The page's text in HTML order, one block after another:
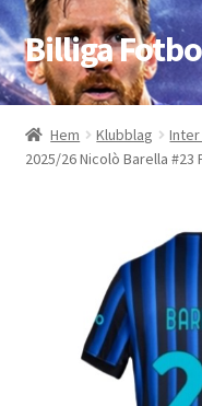
Hoppa
till
navigering
Hoppa
till
innehåll
Billiga
Hem
Bloggar
Kontakta oss
Hem Klubblag Inter
2025/26 Nicolò Barella